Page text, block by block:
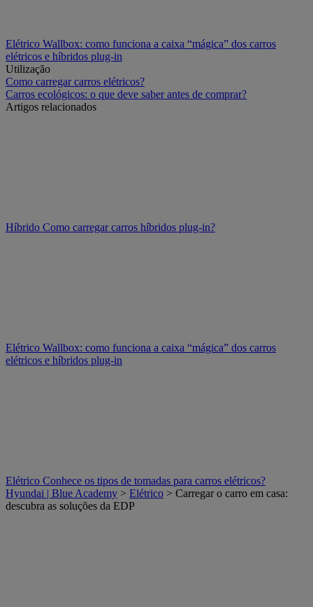
Elétrico Wallbox: como funciona a caixa “mágica” dos carros
elétricos e híbridos plug-in
Utilização
Como carregar carros elétricos?
Carros ecológicos: o que deve saber antes de comprar?
Artigos relacionados
Híbrido Como carregar carros híbridos plug-in?
Elétrico Wallbox: como funciona a caixa “mágica” dos carros
elétricos e híbridos plug-in
Elétrico Conhece os tipos de tomadas para carros elétricos?
Hyundai | Blue Academy > Elétrico > Carregar o carro em casa:
descubra as soluções da EDP